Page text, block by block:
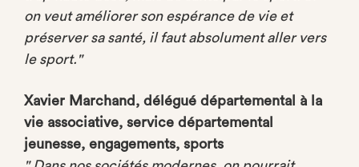
on veut améliorer son espérance de vie et
préserver sa santé, il faut absolument aller vers
le sport."
Xavier Marchand, délégué départemental à la
vie associative, service départemental
jeunesse, engagements, sports